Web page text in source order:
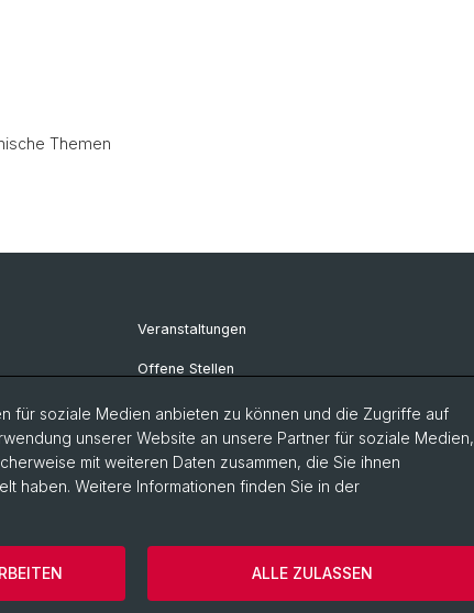
Themen
Veranstaltungen
Offene Stellen
FAQ
Departement Künste, Medien, Philosophie Home
für soziale Medien anbieten zu können und die Zugriffe auf
unserer Website an unsere Partner für soziale Medien,
mit weiteren Daten zusammen, die Sie ihnen
haben. Weitere Informationen finden Sie in der
ALLE ZULASSEN